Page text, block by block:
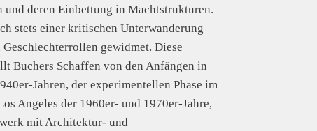
und deren Einbettung in Machtstrukturen.
stets einer kritischen Unterwanderung
gewidmet. Diese
Buchers Schaffen von den Anfängen in
Jahren, der experimentellen Phase im
Angeles der 1960er- und 1970er-Jahre,
mit Architektur- und